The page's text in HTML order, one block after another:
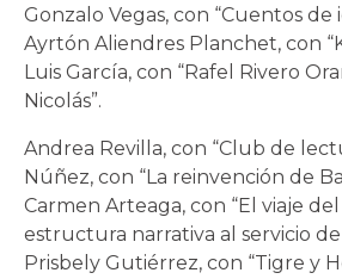
Gonzalo Vegas, con “Cuentos de
Ayrtón Aliendres Planchet, con
Luis García, con “Rafel Rivero
Nicolás”.
Andrea Revilla, con “Club de
Núñez, con “La reinvención de
Carmen Arteaga, con “El viaje
estructura narrativa al servicio
Prisbely Gutiérrez, con “Tigre y